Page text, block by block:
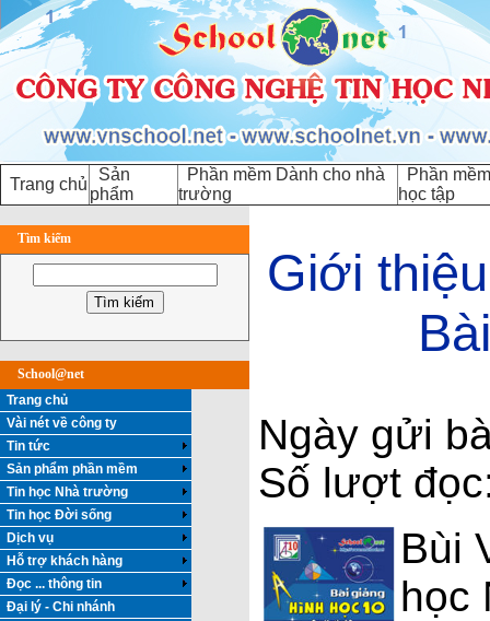
Trang chủ
Sản
phẩm
Phần mềm Dành cho nhà
trường
Phần
học tập
Tìm kiếm
School@net
Trang chủ
Vài nét về công ty
Tin tức
Sản phẩm phần mềm
Tin học Nhà trường
Tin học Đời sống
Dịch vụ
Hỗ trợ khách hàng
Đọc ... thông tin
Đại lý - Chi nhánh
Giới
Ngày gửi
Số lượt
Bùi
học